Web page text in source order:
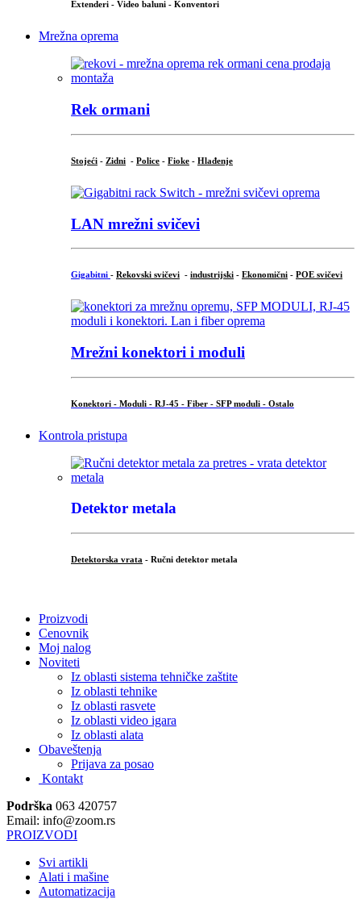
Extenderi - Video baluni - Konventori
Mrežna oprema
Rek ormani
Stojeći - Zidni - Police - Fioke - Hlađenje
LAN mrežni svičevi
Gigabitni - Rekovski svičevi - industrijski - Ekonomični - POE svičevi
Mrežni konektori i moduli
Konektori - Moduli - RJ-45 - Fiber - SFP moduli - Ostalo
Kontrola pristupa
Detektor metala
Detektorska vrata - Ručni detektor metala
Proizvodi
Cenovnik
Moj nalog
Noviteti
Iz oblasti sistema tehničke zaštite
Iz oblasti tehnike
Iz oblasti rasvete
Iz oblasti video igara
Iz oblasti alata
Obaveštenja
Prijava za posao
Kontakt
Podrška 063 420757
Email: info@zoom.rs
PROIZVODI
Svi artikli
Alati i mašine
Automatizacija